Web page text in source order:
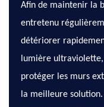
Afin de maintenir la
entretenu
détériorer
lumière
protéger les murs
la meilleure